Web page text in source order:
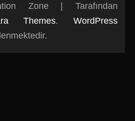
Zone | Tarafından
Themes.WordPress